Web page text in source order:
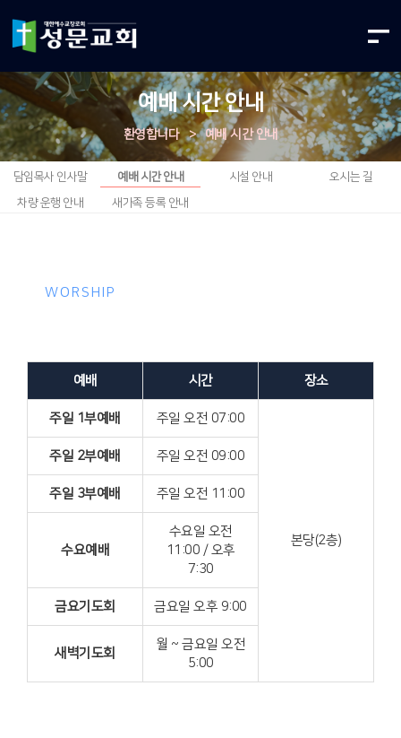
예배 시간 안내
환영합니다 > 예배 시간 안내
담임목사 인사말 예배 시간 안내 시설 안내 오시는 길
차량 운행 안내 새가족 등록 안내
WORSHIP
예배 시간 장소
주일 1부예배 주일 오전 07:00
본당(2층)
주일 2부예배 주일 오전 09:00
주일 3부예배 주일 오전 11:00
수요예배
수요일 오전
11:00 / 오후
7:30
금요기도회 금요일 오후 9:00
새벽기도회
월 ~ 금요일 오전
5:00